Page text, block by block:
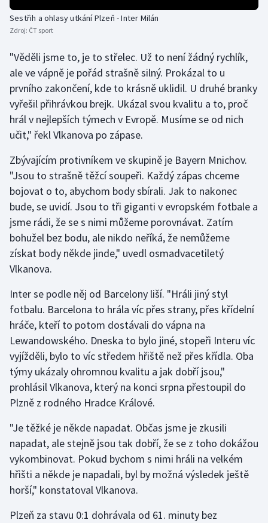
Krasobruslení
Lezení
Lyže a snowboard
Moderní pětiboj
Motorsport
Olympijské hry
Parasport
Plavání
Plážový volejbal
Rychlobruslení
Rychlostní kanoistika
Short track
Sportovní střelba
Stolní tenis
Triatlon
Veslování
Vodní slalom
Sestřih a ohlasy utkání Plzeň - Inter Milán
Zdroj: ČT sport
"Věděli jsme to, je to střelec. Už to není žádný rychlík,
ale ve vápně je pořád strašně silný. Prokázal to u
prvního zakončení, kde to krásně uklidil. U druhé branky
vyřešil přihrávkou brejk. Ukázal svou kvalitu a to, proč
hrál v nejlepších týmech v Evropě. Musíme se od nich
učit," řekl Vlkanova po zápase.
Zbývajícím protivníkem ve skupině je Bayern Mnichov.
"Jsou to strašně těžcí soupeři. Každý zápas chceme
bojovat o to, abychom body sbírali. Jak to nakonec
bude, se uvidí. Jsou to tři giganti v evropském fotbale a
jsme rádi, že se s nimi můžeme porovnávat. Zatím
bohužel bez bodu, ale nikdo neříká, že nemůžeme
získat body někde jinde," uvedl osmadvacetiletý
Vlkanova.
Inter se podle něj od Barcelony liší. "Hráli jiný styl
fotbalu. Barcelona to hrála víc přes strany, přes křídelní
hráče, kteří to potom dostávali do vápna na
Lewandowského. Dneska to bylo jiné, stopeři Interu víc
vyjížděli, bylo to víc středem hřiště než přes křídla. Oba
týmy ukázaly ohromnou kvalitu a jak dobří jsou,"
prohlásil Vlkanova, který na konci srpna přestoupil do
Plzně z rodného Hradce Králové.
"Je těžké je někde napadat. Občas jsme je zkusili
napadat, ale stejně jsou tak dobří, že se z toho dokážou
vykombinovat. Pokud bychom s nimi hráli na velkém
hřišti a někde je napadali, byl by možná výsledek ještě
horší," konstatoval Vlkanova.
Plzeň za stavu 0:1 dohrávala od 61. minuty bez